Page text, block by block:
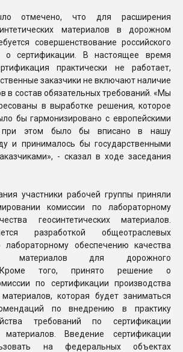
отмечено, что для расширения
материалов в дорожном
совершенствование российского
о сертификации. В настоящее время
практически не работает,
заказчики не включают наличие
в состав обязательных требований. «Мы
в выработке решения, которое
бы гармонизировано с европейскими
при этом было бы вписано в нашу
и принималось бы государственными
- сказал в ходе заседания
участники рабочей группы приняли
комиссии по лабораторному
геосинтетических материалов.
разработкой общеотраслевых
обеспечению качества
материалов для дорожного
Кроме того, принято решение о
по сертификации производства
материалов, которая будет заниматься
по внедрению в практику
требований по сертификации
материалов. Введение сертификации
на федеральных объектах